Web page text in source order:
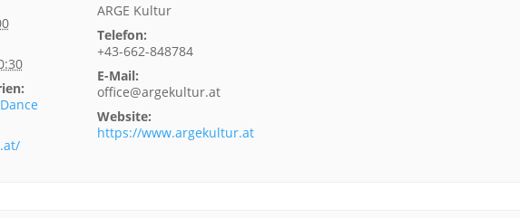
ARGE Kultur
Telefon:
+43-662-848784
E-Mail:
office@argekultur.at
Website:
https://www.argekultur.at